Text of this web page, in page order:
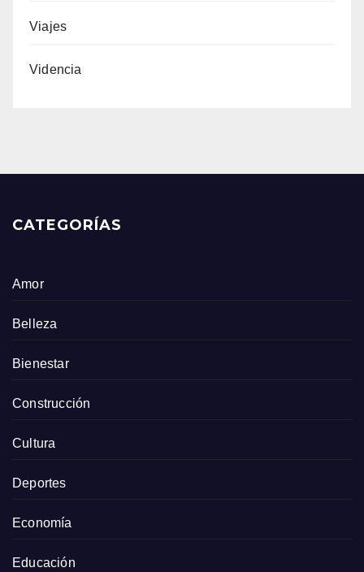
Viajes
Videncia
CATEGORÍAS
Amor
Belleza
Bienestar
Construcción
Cultura
Deportes
Economía
Educación